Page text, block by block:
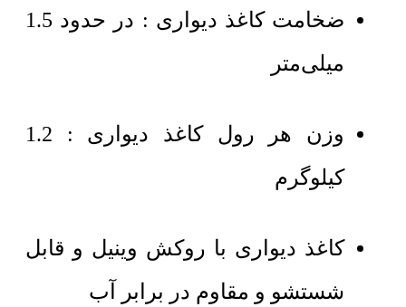
ضخامت کاغذ دیواری : در حدود 1.5
میلی‌متر
وزن هر رول کاغذ دیواری : 1.2
کیلوگرم
کاغذ دیواری با روکش وینیل و قابل
شستشو و مقاوم در برابر آب